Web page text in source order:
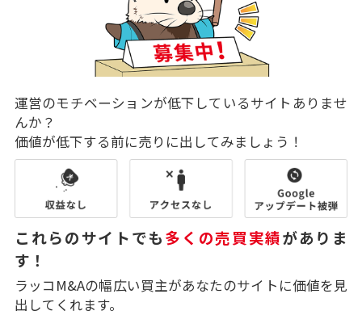
運営のモチベーションが低下しているサイトありませ
んか？
価値が低下する前に売りに出してみましょう！
これらのサイトでも多くの売買実績がありま
す！
ラッコM&Aの幅広い買主があなたのサイトに価値を見
出してくれます。